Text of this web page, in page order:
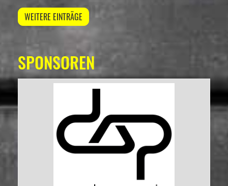
WEITERE EINTRÄGE
SPONSOREN